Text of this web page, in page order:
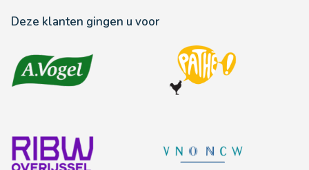
Deze klanten gingen u voor